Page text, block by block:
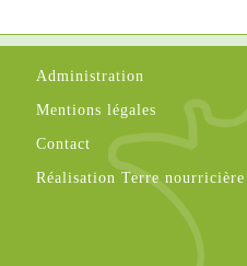
Administration
Mentions légales
Contact
Réalisation Terre nourricière